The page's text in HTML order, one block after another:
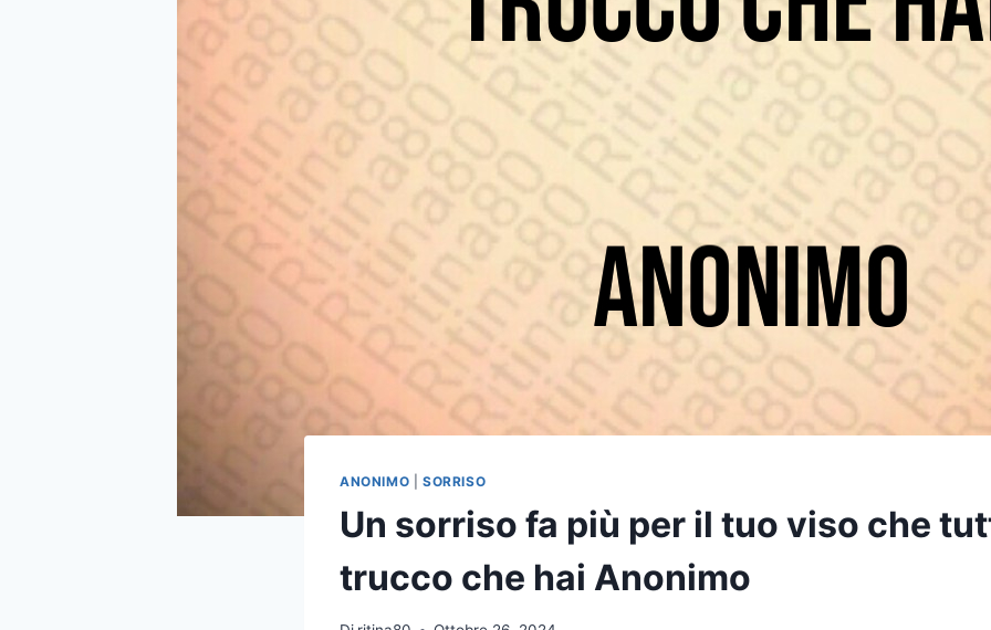
ANONIMO SORRISO
Un sorriso fa più per il tuo viso che
trucco che hai Anonimo